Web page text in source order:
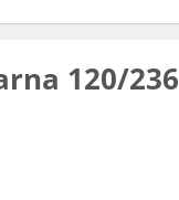
120/236